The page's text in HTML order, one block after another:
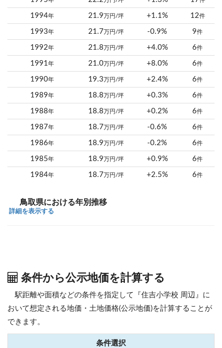
1994年 21.9 万円/坪 +1.1% 12件
1993年 21.7 万円/坪 -0.9% 9件
1992年 21.8 万円/坪 +4.0% 6件
1991年 21.0 万円/坪 +8.0% 6件
1990年 19.3 万円/坪 +2.4% 6件
1989年 18.8 万円/坪 +0.3% 6件
1988年 18.8 万円/坪 +0.2% 6件
1987年 18.7 万円/坪 -0.6% 6件
1986年 18.9 万円/坪 -0.2% 6件
1985年 18.9 万円/坪 +0.9% 6件
1984年 18.7 万円/坪 +2.5% 6件
鳥取県における年別推移
詳細を表示する
条件から公示地価を計算する
駅距離や面積などの条件を指定して『住吉小学校 周辺』に
おいて想定される地価・土地価格(公示地価)を計算することが
できます。
条件選択